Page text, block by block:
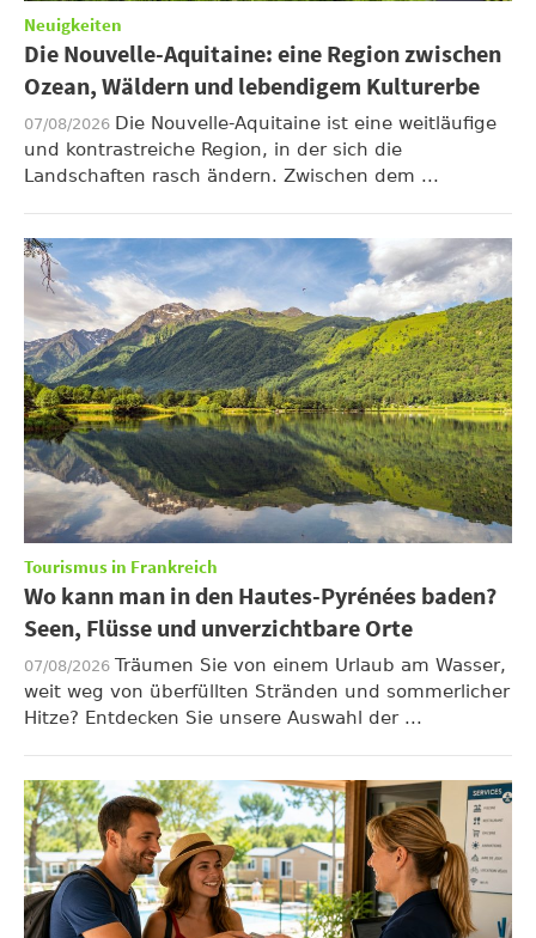
Neuigkeiten
Die Nouvelle-Aquitaine: eine Region zwischen
Ozean, Wäldern und lebendigem Kulturerbe
07/08/2026 Die Nouvelle-Aquitaine ist eine weitläufige
und kontrastreiche Region, in der sich die
Landschaften rasch ändern. Zwischen dem ...
Tourismus in Frankreich
Wo kann man in den Hautes-Pyrénées baden?
Seen, Flüsse und unverzichtbare Orte
07/08/2026 Träumen Sie von einem Urlaub am Wasser,
weit weg von überfüllten Stränden und sommerlicher
Hitze? Entdecken Sie unsere Auswahl der ...